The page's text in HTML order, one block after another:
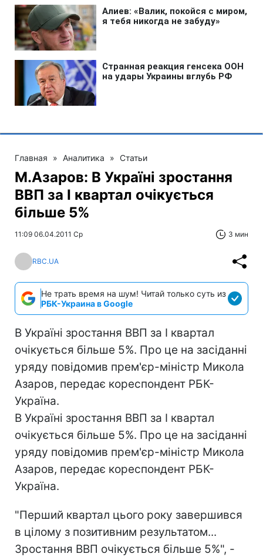
Главная » Аналитика » Статьи
М.Азаров: В Україні зростання
ВВП за І квартал очікується
більше 5%
11:09 06.04.2011 Ср 3 мин
RBC.UA
Не трать время на шум! Читай только суть из
РБК-Украина в Google
В Україні зростання ВВП за І квартал
очікується більше 5%. Про це на засіданні
уряду повідомив прем'єр-міністр Микола
Азаров, передає кореспондент РБК-
Україна.
В Україні зростання ВВП за І квартал
очікується більше 5%. Про це на засіданні
уряду повідомив прем'єр-міністр Микола
Азаров, передає кореспондент РБК-
Україна.
"Перший квартал цього року завершився
в цілому з позитивним результатом...
Зростання ВВП очікується більше 5%", -